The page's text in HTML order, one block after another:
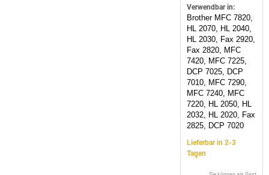
Verwendbar in:
Brother MFC 7820,
HL 2070, HL 2040,
HL 2030, Fax 2920,
Fax 2820, MFC
7420, MFC 7225,
DCP 7025, DCP
7010, MFC 7290,
MFC 7240, MFC
7220, HL 2050, HL
2032, HL 2020, Fax
2825, DCP 7020
Lieferbar in 2-3
Tagen